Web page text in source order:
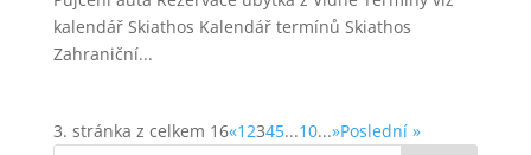
kalendář Skiathos Kalendář termínů Skiathos
Zahraniční...
3. stránka z celkem 16«12345...10...»Poslední »